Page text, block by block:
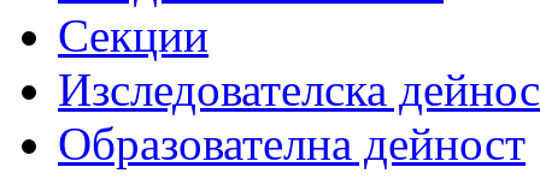
Секции
Изследователска
Образователна дейност